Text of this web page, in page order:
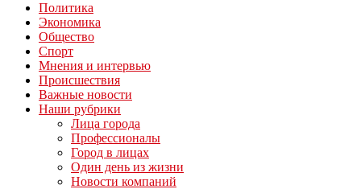
Политика
Экономика
Общество
Спорт
Мнения и интервью
Происшествия
Важные новости
Наши рубрики
Лица города
Профессионалы
Город в лицах
Один день из жизни
Новости компаний